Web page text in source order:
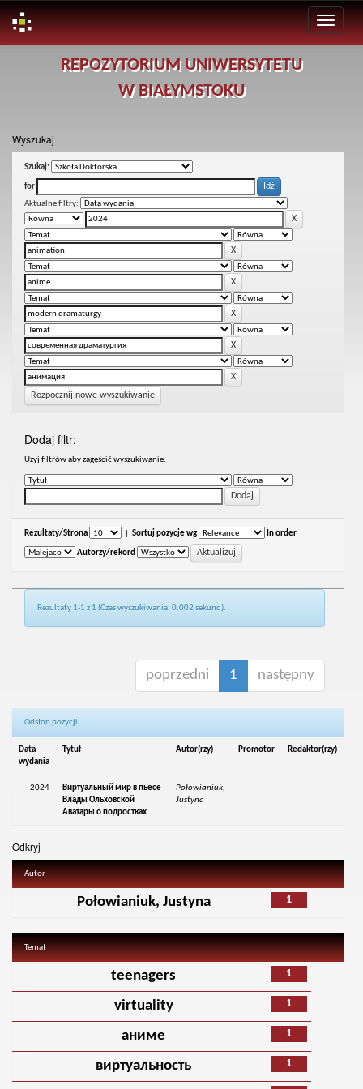
REPOZYTORIUM UNIWERSYTETU
W BIAŁYMSTOKU
Wyszukaj
Szukaj:
for
Aktualne filtry:
Rozpocznij nowe wyszukiwanie
Dodaj filtr:
Uzyj filtrów aby zagęścić wyszukiwanie.
Rezultaty/Strona Sortuj pozycje wg In order
Autorzy/rekord
Rezultaty 1-1 z 1 (Czas wyszukiwania: 0.002 sekund).
poprzedni 1 następny
Odsłon pozycji:
Data
wydania
Tytuł Autor(rzy) Promotor Redaktor(rzy)
2024
Виртуальный мир в пьесе
Влады Ольховской
Аватары о подростках
Połowianiuk,
Justyna
- -
Odkryj
Autor
1
Połowianiuk, Justyna
Temat
1
teenagers
1
virtuality
1
аниме
1
виртуальность